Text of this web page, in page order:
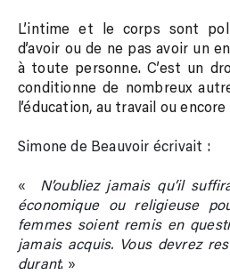
L’intime et le corps sont
d’avoir ou de ne pas avoir un
à toute personne. C’est un
conditionne de nombreux
l’éducation, au travail ou
Simone de Beauvoir écrivait :
«
N’oubliez jamais qu’il
économique ou religieuse
femmes soient remis en
jamais acquis. Vous devrez
durant. »